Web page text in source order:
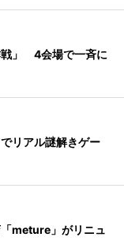
戦」 4会場で一斉に
リアル謎解きゲー
meture」がリニュ